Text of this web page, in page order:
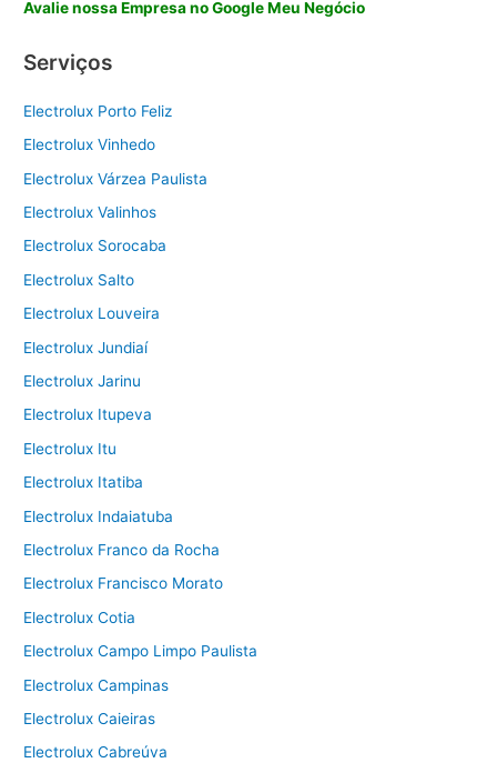
Avalie nossa Empresa no Google Meu Negócio
Serviços
Electrolux Porto Feliz
Electrolux Vinhedo
Electrolux Várzea Paulista
Electrolux Valinhos
Electrolux Sorocaba
Electrolux Salto
Electrolux Louveira
Electrolux Jundiaí
Electrolux Jarinu
Electrolux Itupeva
Electrolux Itu
Electrolux Itatiba
Electrolux Indaiatuba
Electrolux Franco da Rocha
Electrolux Francisco Morato
Electrolux Cotia
Electrolux Campo Limpo Paulista
Electrolux Campinas
Electrolux Caieiras
Electrolux Cabreúva